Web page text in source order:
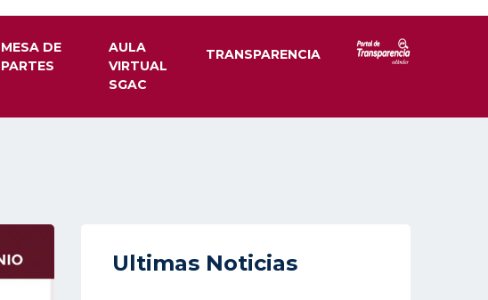
MESA DE
PARTES
AULA
VIRTUAL
SGAC
TRANSPARENCIA
Ultimas Noticias